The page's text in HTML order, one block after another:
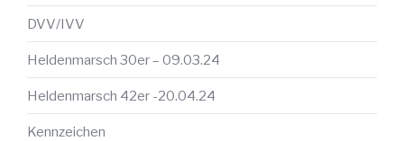
DVV/IVV
Heldenmarsch 30er – 09.03.24
Heldenmarsch 42er -20.04.24
Kennzeichen